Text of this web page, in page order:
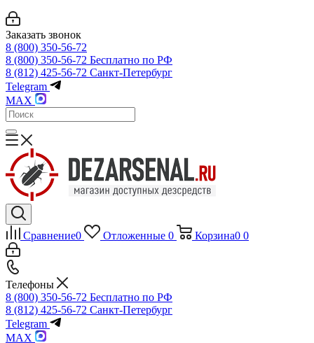
Заказать звонок
8 (800) 350-56-72
8 (800) 350-56-72 Бесплатно по РФ
8 (812) 425-56-72 Санкт-Петербург
Telegram
MAX
Сравнение0 Отложенные 0 Корзина0 0
Телефоны
8 (800) 350-56-72 Бесплатно по РФ
8 (812) 425-56-72 Санкт-Петербург
Telegram
MAX